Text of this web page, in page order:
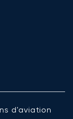
d'aviation